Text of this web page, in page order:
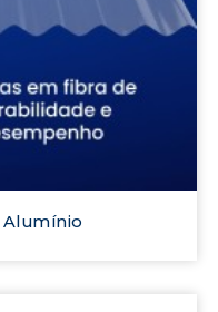
Alumínio